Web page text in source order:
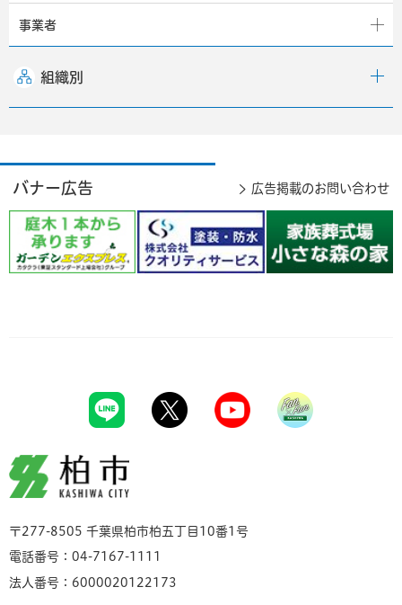
事業者
組織別
バナー広告 広告掲載のお問い合わせ
柏市
〒277-8505 千葉県柏市柏五丁目10番1号
電話番号：04-7167-1111
法人番号：6000020122173